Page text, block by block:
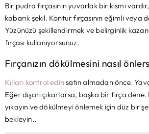
Bir pudra fırçasının yuvarlak bir kısmı
kabarık şekil. Kontur fırçasının eğimli veya
Yüzünüzü şekillendirmek ve belirginlik
fırçası kullanıyorsunuz.
Fırçanızın dökülmesini nasıl
Kılları kontrol edinsatın almadan önce.
Eğer dışarı çıkarlarsa, başka bir fırça dene.
yıkayın ve dökülmeyi önlemek için düz bir
bekleyin..